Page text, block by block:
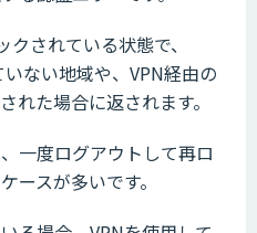
されている状態で、
ない地域や、VPN経由の
れた場合に返されます。
一度ログアウトして再ロ
ースが多いです。